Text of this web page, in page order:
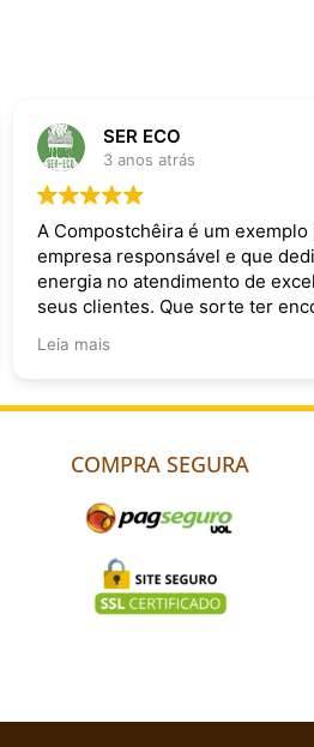
SER ECO
3 anos atrás
A Compostchêira é um
empresa responsável e que
energia no atendimento de
seus clientes. Que sorte ter
Leia mais
COMPRA SEGURA